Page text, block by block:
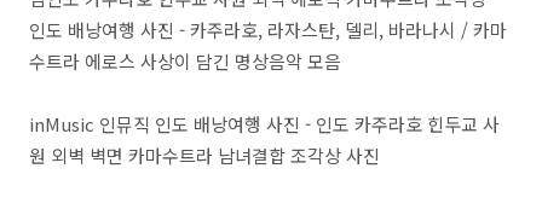
인도 배낭여행 사진 - 카주라호, 라자스탄, 델리, 바라나시 / 카마
수트라 에로스 사상이 담긴 명상음악 모음
inMusic 인뮤직 인도 배낭여행 사진 - 인도 카주라호 힌두교 사
원 외벽 벽면 카마수트라 남녀결합 조각상 사진